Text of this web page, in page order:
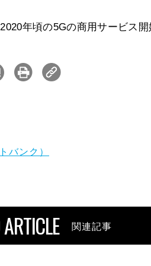
年頃の5Gの商用サービス開
バンク）
関連記事